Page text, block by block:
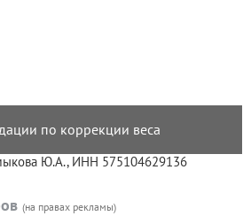
по коррекции веса
Ю.А., ИНН 575104629136
(на правах рекламы)